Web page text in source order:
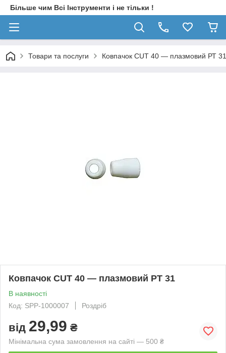
Більше чим Всі Інструменти і не тільки !
Товари та послуги Ковпачок CUT 40 — плазмовий РТ 31
Ковпачок CUT 40 — плазмовий РТ 31
В наявності
Код: SPP-1000007
Роздріб
від 29,99 ₴
Мінімальна сума замовлення на сайті — 500 ₴